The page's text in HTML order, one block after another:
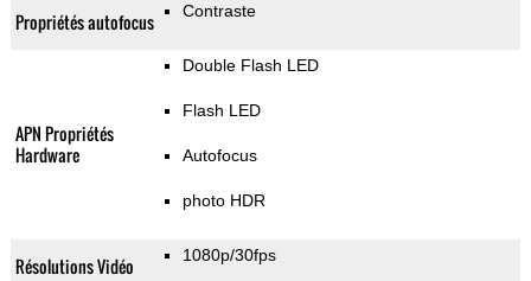
Propriétés autofocus Contraste
APN Propriétés
Hardware
Double Flash LED
Flash LED
Autofocus
photo HDR
Résolutions Vidéo 1080p/30fps